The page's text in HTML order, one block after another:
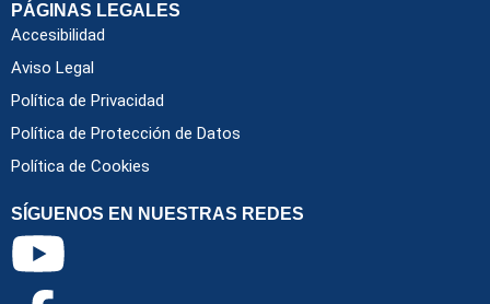
PÁGINAS LEGALES
Accesibilidad
Aviso Legal
Política de Privacidad
Política de Protección de Datos
Política de Cookies
SÍGUENOS EN NUESTRAS REDES